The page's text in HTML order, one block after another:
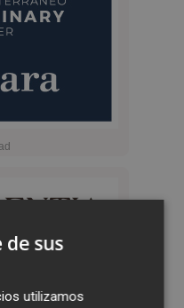
de sus
utilizamos